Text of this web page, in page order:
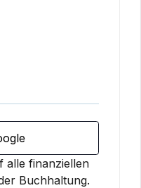
alle finanziellen
Buchhaltung.